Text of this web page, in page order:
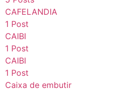
CAFELANDIA
1 Post
CAIBI
1 Post
CAIBI
1 Post
Caixa de embutir